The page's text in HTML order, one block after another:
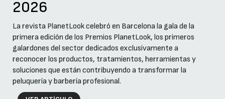
2026
La revista PlanetLook celebró en Barcelona la gala de la
primera edición de los Premios PlanetLook, los primeros
galardones del sector dedicados exclusivamente a
reconocer los productos, tratamientos, herramientas y
soluciones que están contribuyendo a transformar la
peluquería y barbería profesional.